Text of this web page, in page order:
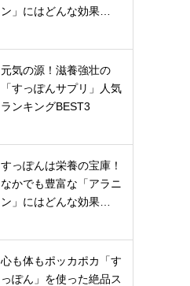
ン」にはどんな効果…
元気の源！滋養強壮の
「すっぽんサプリ」人気
ランキングBEST3
すっぽんは栄養の宝庫！
なかでも豊富な「アラニ
ン」にはどんな効果…
心も体もポッカポカ「す
っぽん」を使った絶品ス